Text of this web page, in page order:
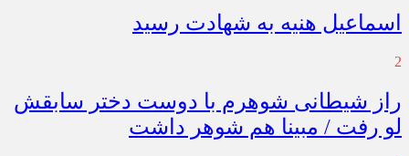
اسماعیل هنیه به شهادت رسید
2
راز شیطانی شوهرم با دوست دختر سابقش
لو رفت / مبینا هم شوهر داشت